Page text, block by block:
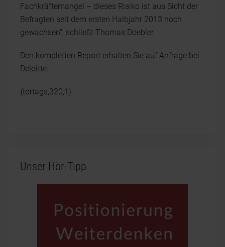
Fachkräftemangel – dieses Risiko ist aus Sicht der
Befragten seit dem ersten Halbjahr 2013 noch
gewachsen", schließt Thomas Doebler.
Den kompletten Report erhalten Sie auf Anfrage bei
Deloitte.
{tortags,320,1}
Unser Hör-Tipp